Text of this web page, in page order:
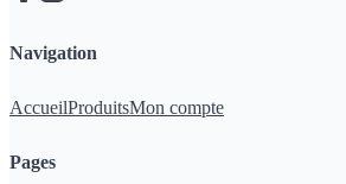
Navigation
AccueilProduitsMon compte
Pages